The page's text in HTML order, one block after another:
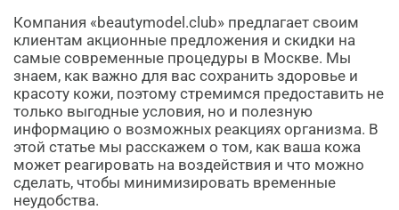
Компания «beautymodel.club» предлагает своим
клиентам акционные предложения и скидки на
самые современные процедуры в Москве. Мы
знаем, как важно для вас сохранить здоровье и
красоту кожи, поэтому стремимся предоставить не
только выгодные условия, но и полезную
информацию о возможных реакциях организма. В
этой статье мы расскажем о том, как ваша кожа
может реагировать на воздействия и что можно
сделать, чтобы минимизировать временные
неудобства.